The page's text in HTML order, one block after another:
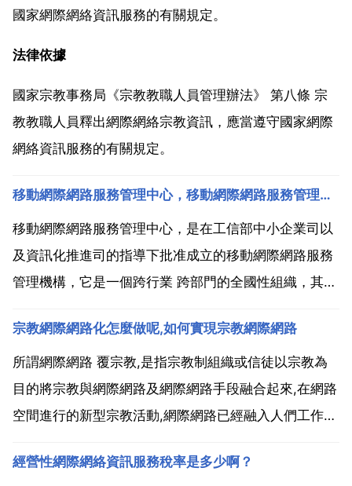
國家網際網絡資訊服務的有關規定。
法律依據
國家宗教事務局《宗教教職人員管理辦法》 第八條 宗
教教職人員釋出網際網絡宗教資訊，應當遵守國家網際
網絡資訊服務的有關規定。
移動網際網路服務管理中心，移動網際網路服務管理中心是真是政府主導嗎
移動網際網路服務管理中心，是在工信部中小企業司以
及資訊化推進司的指導下批准成立的移動網際網路服務
管理機構，它是一個跨行業 跨部門的全國性組織，其會
事業單位和社會社團體所組成。移動網際網路服務管理
中心是做什麼的 移動網際網路服務管理中心，是在工信
部中小企...
宗教網際網路化怎麼做呢,如何實現宗教網際網路
所謂網際網路 覆宗教,是指宗教制組織或信徒以宗教為
目的將宗教與網際網路及網際網路手段融合起來,在網路
空間進行的新型宗教活動,網際網路已經融入人們工作生
做了,具體的可以去檢視下。如何實現宗教網際網路?可
經營性網際網絡資訊服務稅率是多少啊？